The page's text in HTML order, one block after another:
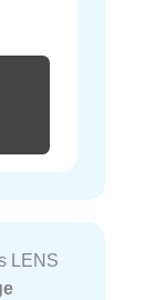
LENS